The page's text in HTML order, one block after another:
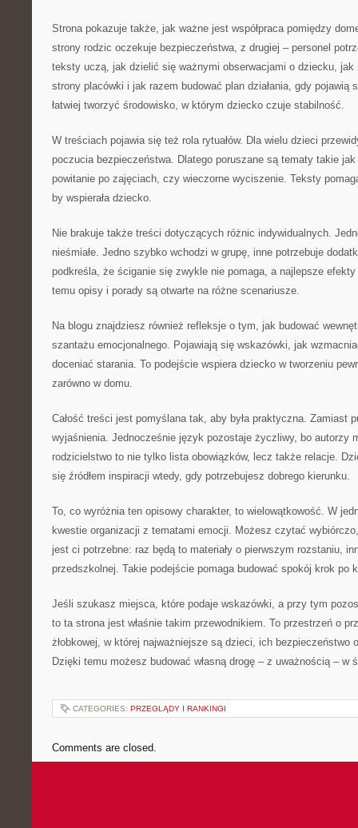
Strona pokazuje także, jak ważne jest współpraca pomiędzy
strony rodzic oczekuje bezpieczeństwa, z drugiej – personel
teksty uczą, jak dzielić się ważnymi obserwacjami o dziecku, jak
strony placówki i jak razem budować plan działania, gdy pojawią
łatwiej tworzyć środowisko, w którym dziecko czuje stabilność.
W treściach pojawia się też rola rytuałów. Dla wielu dzieci
poczucia bezpieczeństwa. Dlatego poruszane są tematy takie
powitanie po zajęciach, czy wieczorne wyciszenie. Teksty
by wspierała dziecko.
Nie brakuje także treści dotyczących różnic indywidualnych.
nieśmiałe. Jedno szybko wchodzi w grupę, inne potrzebuje
podkreśla, że ściganie się zwykle nie pomaga, a najlepsze
temu opisy i porady są otwarte na różne scenariusze.
Na blogu znajdziesz również refleksje o tym, jak budować
szantażu emocjonalnego. Pojawiają się wskazówki, jak
doceniać starania. To podejście wspiera dziecko w tworzeniu
zarówno w domu.
Całość treści jest pomyślana tak, aby była praktyczna. Zamiast
wyjaśnienia. Jednocześnie język pozostaje życzliwy, bo autorzy
rodzicielstwo to nie tylko lista obowiązków, lecz także relacje.
się źródłem inspiracji wtedy, gdy potrzebujesz dobrego kierunku.
To, co wyróżnia ten opisowy charakter, to wielowątkowość. W
kwestie organizacji z tematami emocji. Możesz czytać
jest ci potrzebne: raz będą to materiały o pierwszym rozstaniu,
przedszkolnej. Takie podejście pomaga budować spokój krok po
Jeśli szukasz miejsca, które podaje wskazówki, a przy tym
to ta strona jest właśnie takim przewodnikiem. To przestrzeń o
żłobkowej, w której najważniejsze są dzieci, ich bezpieczeństwo
Dzięki temu możesz budować własną drogę – z uważnością – w
CATEGORIES: PRZEGLĄDY I RANKINGI
Comments are closed.